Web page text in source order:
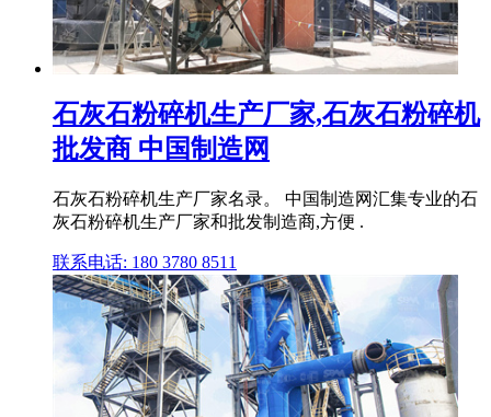
石灰石粉碎机生产厂家,石灰石粉碎机
批发商 中国制造网
石灰石粉碎机生产厂家名录。 中国制造网汇集专业的石
灰石粉碎机生产厂家和批发制造商,方便 .
联系电话: 180 3780 8511